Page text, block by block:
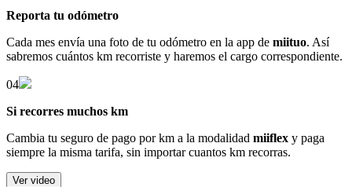
Reporta tu odómetro
Cada mes envía una foto de tu odómetro en la app de miituo. Así
sabremos cuántos km recorriste y haremos el cargo correspondiente.
04
Si recorres muchos km
Cambia tu seguro de pago por km a la modalidad miiflex y paga
siempre la misma tarifa, sin importar cuantos km recorras.
Ver video